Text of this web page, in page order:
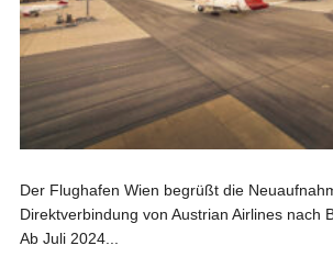
Der Flughafen Wien begrüßt die
Direktverbindung von Austrian Airlines nach
Ab Juli 2024...